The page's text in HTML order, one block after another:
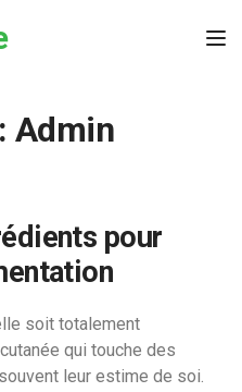
Admin
pour
soit totalement
qui touche des
leur estime de soi.